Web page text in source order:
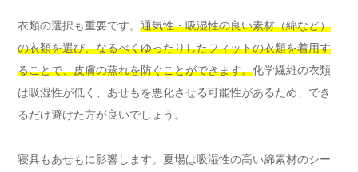
衣類の選択も重要です。 通気性・吸湿性の良い素材（綿など）
の衣類を選び、なるべくゆったりしたフィットの衣類を着用す
ることで、皮膚の蒸れを防ぐことができます。化学繊維の衣類
は吸湿性が低く、あせもを悪化させる可能性があるため、でき
るだけ避けた方が良いでしょう。
寝具もあせもに影響します。夏場は吸湿性の高い綿素材のシー